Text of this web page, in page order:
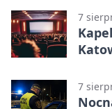
7
7